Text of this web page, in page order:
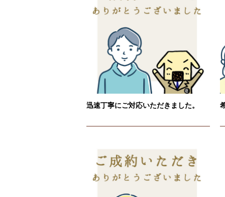
迅速丁寧にご対応いただきました。